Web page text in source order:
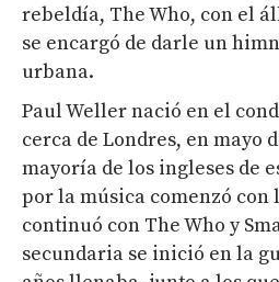
rebeldía, The Who, con el
se encargó de darle un
urbana.
Paul Weller nació en el
cerca de Londres, en mayo
mayoría de los ingleses de
por la música comenzó con
continuó con The Who y
secundaria se inició en la